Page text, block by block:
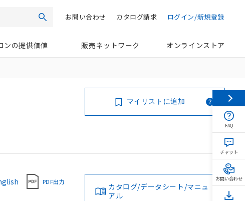
検索 ログイン/新規登録
カタログ請求
お問い合わせ
ンの提供価値 販売ネットワーク オンラインストア
マイリストに追加
PDF出力
カタログ/データシート/マニュ
アル
FAQ
チャット
お問い合わせ